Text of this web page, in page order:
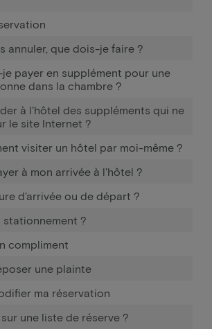
annuler, que dois-je faire ?
payer en supplément pour une
dans la chambre ?
à l'hôtel des suppléments qui ne
le site Internet ?
visiter un hôtel par moi-même ?
à mon arrivée à l'hôtel ?
d'arrivée ou de départ ?
stationnement ?
compliment
une plainte
ma réservation
une liste de réserve ?